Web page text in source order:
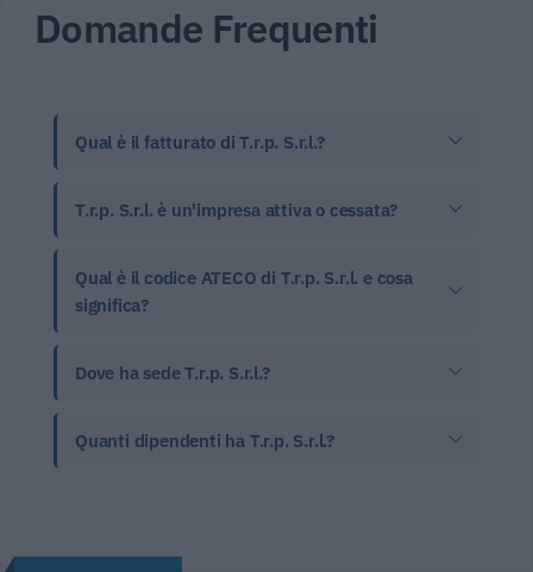
Domande Frequenti
Qual è il fatturato di T.r.p. S.r.l.?
T.r.p. S.r.l. è un'impresa attiva o cessata?
Qual è il codice ATECO di T.r.p. S.r.l. e cosa
significa?
Dove ha sede T.r.p. S.r.l.?
Quanti dipendenti ha T.r.p. S.r.l.?